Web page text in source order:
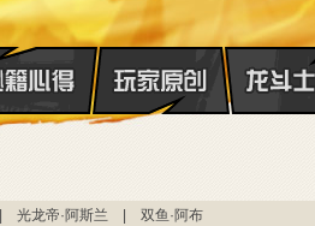
光龙帝·阿斯兰 双鱼·阿布